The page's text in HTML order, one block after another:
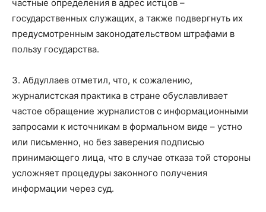
частные определения в адрес истцов –
государственных служащих, а также подвергнуть их
предусмотренным законодательством штрафами в
пользу государства.
З. Абдуллаев отметил, что, к сожалению,
журналистская практика в стране обуславливает
частое обращение журналистов с информационными
запросами к источникам в формальном виде – устно
или письменно, но без заверения подписью
принимающего лица, что в случае отказа той стороны
усложняет процедуры законного получения
информации через суд.